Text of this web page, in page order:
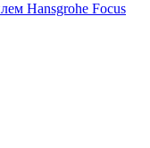
Hansgrohe Focus